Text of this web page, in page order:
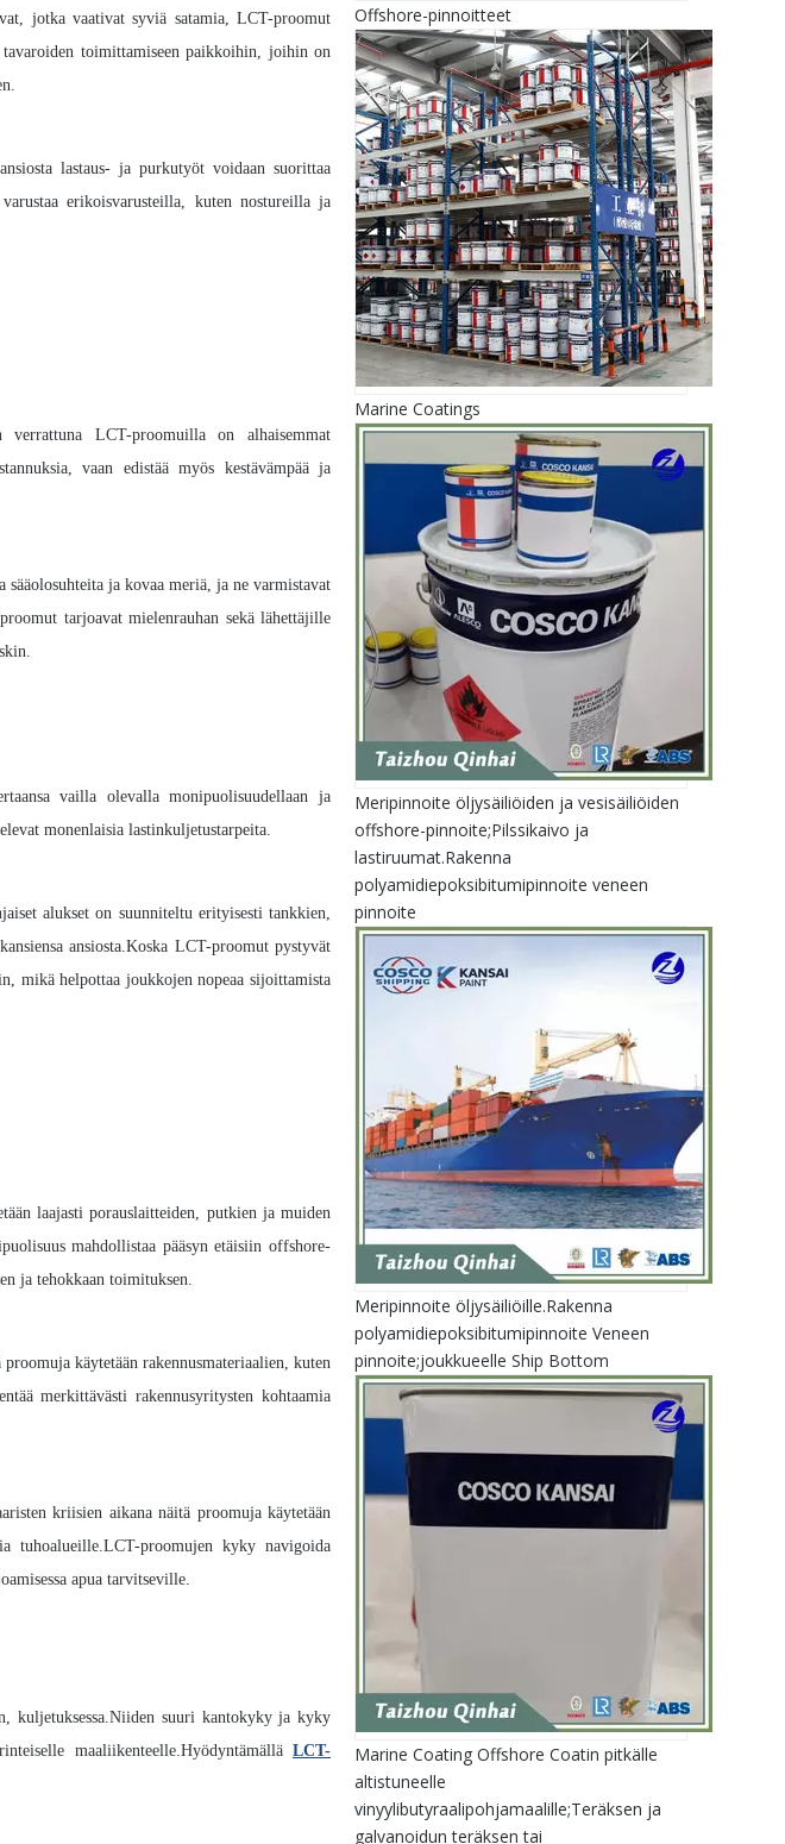
jotka vaativat syviä satamia, LCT-proomut
tavaroiden toimittamiseen paikkoihin, joihin on
lastaus- ja purkutyöt voidaan suorittaa
erikoisvarusteilla, kuten nostureilla ja
verrattuna LCT-proomuilla on alhaisemmat
vaan edistää myös kestävämpää ja
ja kovaa meriä, ja ne varmistavat
tarjoavat mielenrauhan sekä lähettäjille
vailla olevalla monipuolisuudellaan ja
monenlaisia ​​lastinkuljetustarpeita.
alukset on suunniteltu erityisesti tankkien,
ansiosta.Koska LCT-proomut pystyvät
mikä helpottaa joukkojen nopeaa sijoittamista
laajasti porauslaitteiden, putkien ja muiden
mahdollistaa pääsyn etäisiin offshore-
ja tehokkaan toimituksen.
käytetään rakennusmateriaalien, kuten
merkittävästi rakennusyritysten kohtaamia
kriisien aikana näitä proomuja käytetään
tuhoalueille.LCT-proomujen kyky navigoida
apua tarvitseville.
kuljetuksessa.Niiden suuri kantokyky ja kyky
maaliikenteelle.Hyödyntämällä LCT-
Offshore-pinnoitteet
Marine Coatings
Meripinnoite öljysäiliöiden ja vesisäiliöiden
offshore-pinnoite;Pilssikaivo ja
lastiruumat.Rakenna
polyamidiepoksibitumipinnoite veneen
pinnoite
Meripinnoite öljysäiliöille.Rakenna
polyamidiepoksibitumipinnoite Veneen
pinnoite;joukkueelle Ship Bottom
Marine Coating Offshore Coatin pitkälle
altistuneelle
vinyylibutyraalipohjamaalille;Teräksen ja
galvanoidun teräksen tai